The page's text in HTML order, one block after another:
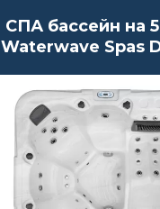
СПА бассейн на
Waterwave Spas